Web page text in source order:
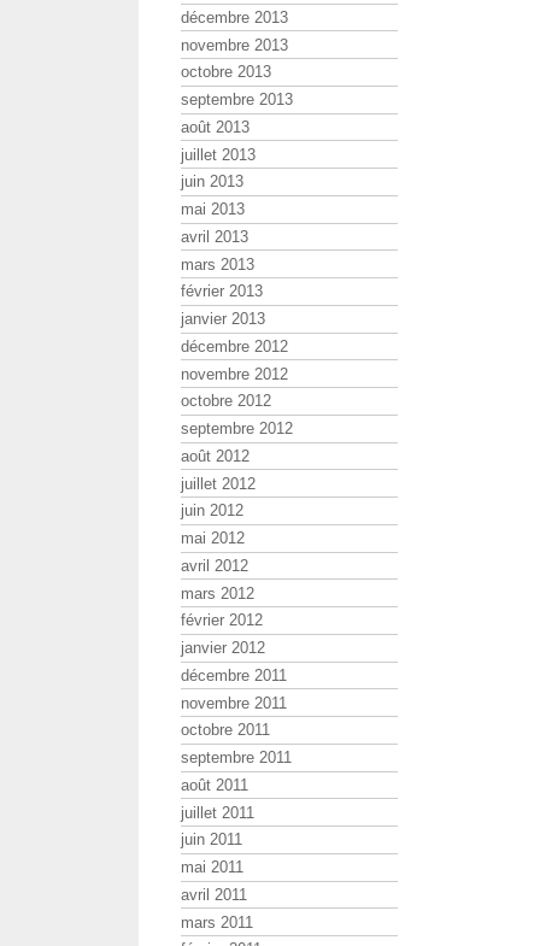
décembre 2013
novembre 2013
octobre 2013
septembre 2013
août 2013
juillet 2013
juin 2013
mai 2013
avril 2013
mars 2013
février 2013
janvier 2013
décembre 2012
novembre 2012
octobre 2012
septembre 2012
août 2012
juillet 2012
juin 2012
mai 2012
avril 2012
mars 2012
février 2012
janvier 2012
décembre 2011
novembre 2011
octobre 2011
septembre 2011
août 2011
juillet 2011
juin 2011
mai 2011
avril 2011
mars 2011